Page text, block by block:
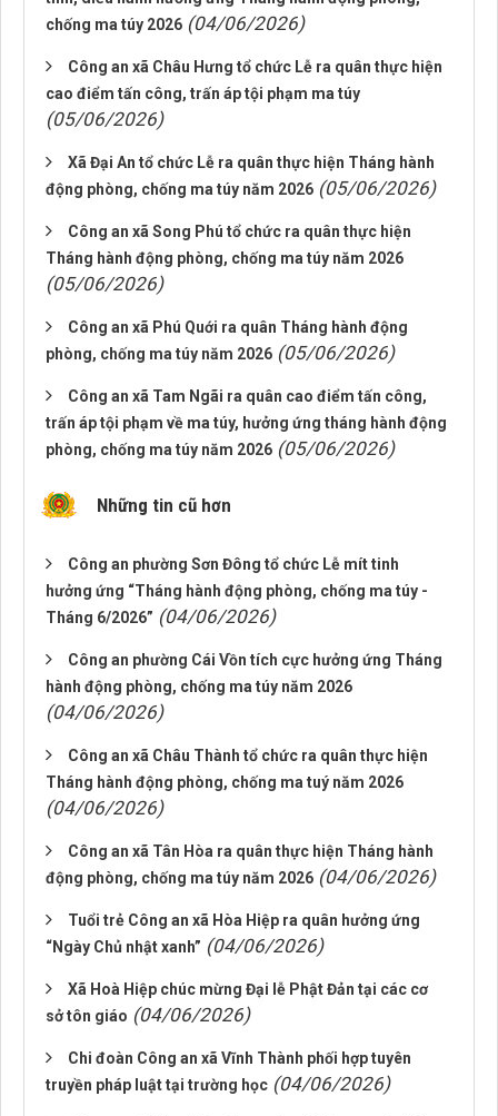
chống ma túy 2026 (04/06/2026)
Công an xã Châu Hưng tổ chức Lễ ra quân thực hiện
cao điểm tấn công, trấn áp tội phạm ma túy
(05/06/2026)
Xã Đại An tổ chức Lễ ra quân thực hiện Tháng hành
động phòng, chống ma túy năm 2026 (05/06/2026)
Công an xã Song Phú tổ chức ra quân thực hiện
Tháng hành động phòng, chống ma túy năm 2026
(05/06/2026)
Công an xã Phú Quới ra quân Tháng hành động
phòng, chống ma túy năm 2026 (05/06/2026)
Công an xã Tam Ngãi ra quân cao điểm tấn công,
trấn áp tội phạm về ma túy, hưởng ứng tháng hành động
phòng, chống ma túy năm 2026 (05/06/2026)
Những tin cũ hơn
Công an phường Sơn Đông tổ chức Lễ mít tinh
hưởng ứng “Tháng hành động phòng, chống ma túy -
Tháng 6/2026” (04/06/2026)
Công an phường Cái Vồn tích cực hưởng ứng Tháng
hành động phòng, chống ma túy năm 2026
(04/06/2026)
Công an xã Châu Thành tổ chức ra quân thực hiện
Tháng hành động phòng, chống ma tuý năm 2026
(04/06/2026)
Công an xã Tân Hòa ra quân thực hiện Tháng hành
động phòng, chống ma túy năm 2026 (04/06/2026)
Tuổi trẻ Công an xã Hòa Hiệp ra quân hưởng ứng
“Ngày Chủ nhật xanh” (04/06/2026)
Xã Hoà Hiệp chúc mừng Đại lễ Phật Đản tại các cơ
sở tôn giáo (04/06/2026)
Chi đoàn Công an xã Vĩnh Thành phối hợp tuyên
truyền pháp luật tại trường học (04/06/2026)